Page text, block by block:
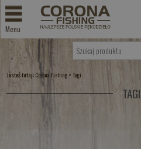
Menu
Jesteś tutaj: Corona-Fishing >Tagi
TAGI